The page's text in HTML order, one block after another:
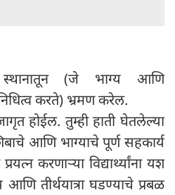
(जे भाग्य आणि
करते) भ्रमण करेल.
होईल. तुम्ही हाती घेतलेल्या
आणि भाग्याचे पूर्ण सहकार्य
करणाऱ्या विद्यार्थ्यांना यश
आणि तीर्थयात्रा घडण्याचे प्रबळ